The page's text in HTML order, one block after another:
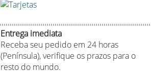
Entrega imediata
Receba seu pedido em 24 horas
(Península), verifique os prazos para o
resto do mundo.